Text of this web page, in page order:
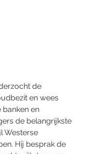
de
en wees
en
de belangrijkste
Westerse
Hij besprak de